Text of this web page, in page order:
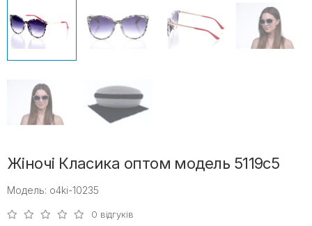
Жіночі Класика оптом модель 5119c5
Модель: o4ki-10235
0 відгуків